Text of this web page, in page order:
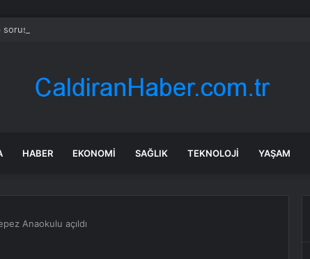
soruşturmasında iş insanı Hüseyin Başaran’a tutuklama talebi
HABER EKONOMI SAĞLIK TEKNOLOJI YAŞAM
Anaokulu açıldı